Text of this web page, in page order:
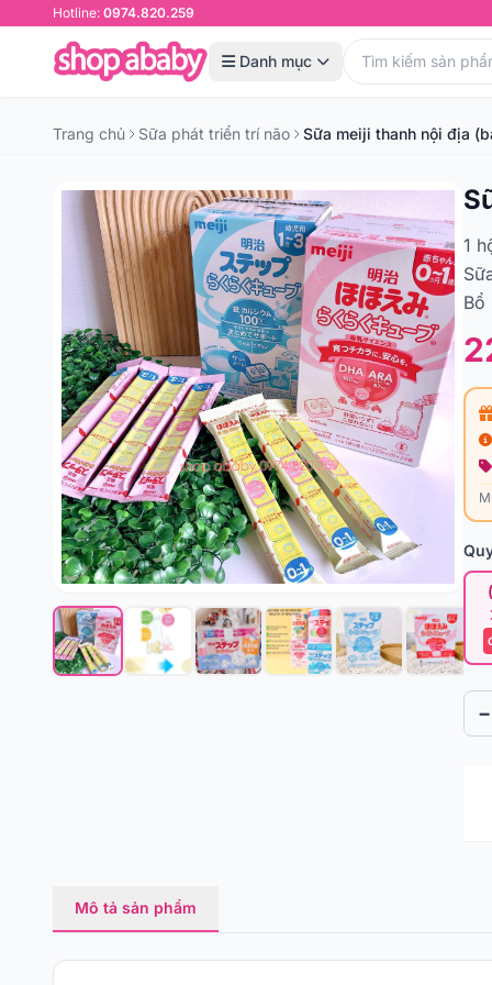
Hotline: 0974.820.259
Danh mục
Trang chủ Sữa phát triển trí não Sữa meiji thanh nội địa
1
Bổ
−
Mô tả sản phẩm